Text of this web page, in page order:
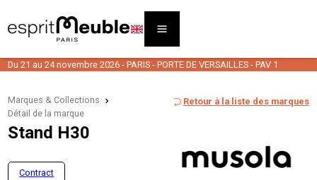
Du 21 au 24 novembre 2026 - PARIS - PORTE DE VERSAILLES - PAV 1
Marques & Collections
Détail de la marque
Retour à la liste des marques
Stand H30
Contract